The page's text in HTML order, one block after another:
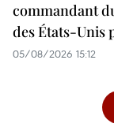
commandant
des États-Unis
05/08/2026 15:12